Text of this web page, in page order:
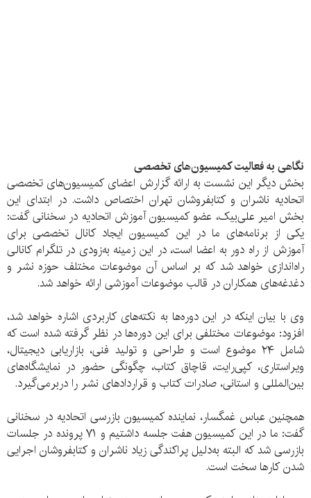
نگاهی به فعالیت کمیسیون‌های تخصصی
بخش دیگر این نشست به ارائه گزارش اعضای کمیسیون‌های تخصصی
اتحادیه ناشران و کتابفروشان تهران اختصاص داشت. در ابتدای این
بخش امیر علی‌بیک، عضو کمیسیون آموزش اتحادیه در سخنانی گفت:
یکی از برنامه‌های ما در این کمیسیون ایجاد کانال تخصصی برای
آموزش‌ از راه دور به اعضا است، در این زمینه به‌زودی در تلگرام کانالی
راه‌اندازی خواهد شد که بر اساس آن موضوعات مختلف حوزه نشر و
دغدغه‌های همکاران در قالب موضوعات آموزشی ارائه خواهد شد.
وی با بیان اینکه در این دوره‌ها به نکته‌های کاربردی اشاره خواهد شد،
افزود: موضوعات مختلفی برای این دوره‌ها در نظر گرفته شده است که
شامل ۲۴ موضوع است و طراحی و تولید فنی، بازاریابی دیجیتال،
ویراستاری، کپی‌رایت، قاچاق کتاب، چگونگی حضور در نمایشگاه‌های
بین‌المللی و استانی، صادرات کتاب و قراردادهای نشر را دربرمی‌گیرد.
همچنین عباس غمگسار، نماینده کمیسیون بازرسی اتحادیه در سخنانی
گفت: ما در این کمیسیون هفت جلسه داشتیم و ۷۱ پرونده در جلسات
بازرسی شد که البته به‌دلیل پراکندگی زیاد ناشران و کتابفروشان اجرایی
شدن کارها سخت است.